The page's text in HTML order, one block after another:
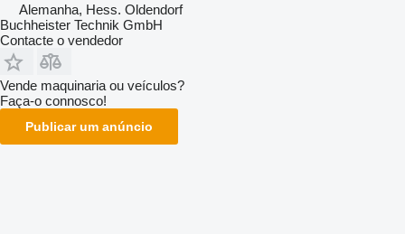
Alemanha, Hess. Oldendorf
Buchheister Technik GmbH
Contacte o vendedor
Vende maquinaria ou veículos?
Faça-o connosco!
Publicar um anúncio